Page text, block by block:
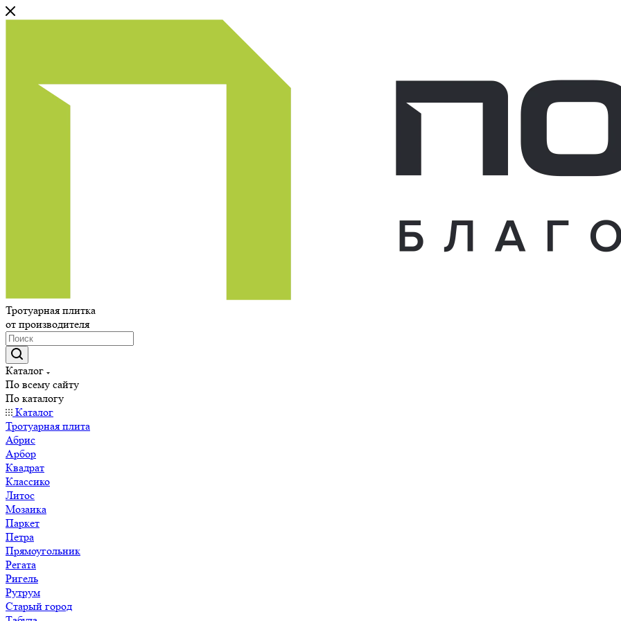
Тротуарная плитка
от производителя
Каталог
По всему сайту
По каталогу
Каталог
Тротуарная плита
Абрис
Арбор
Квадрат
Классико
Литос
Мозаика
Паркет
Петра
Прямоугольник
Регата
Ригель
Рутрум
Старый город